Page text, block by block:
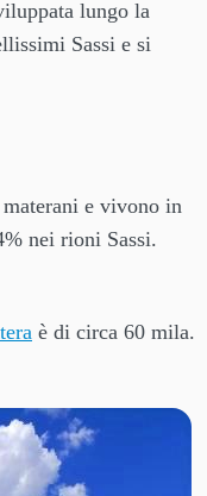
lungo la
Sassi e si
e vivono in
nei rioni Sassi.
è di circa 60 mila.